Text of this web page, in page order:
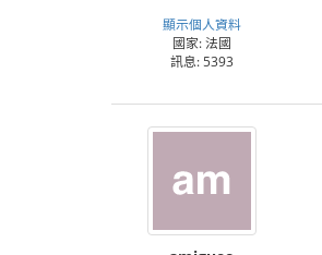
顯示個人資料
國家: 法國
訊息: 5393